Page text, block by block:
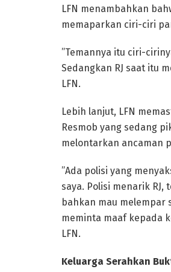
​LFN menambahkan
memaparkan ciri-ciri
​”Temannya itu ciri-
Sedangkan RJ saat itu
LFN.
​Lebih lanjut, LFN
Resmob yang sedang
melontarkan ancaman
​”Ada polisi yang
saya. Polisi menarik
bahkan mau melempar
meminta maaf kepada
LFN.
Keluarga Serahkan